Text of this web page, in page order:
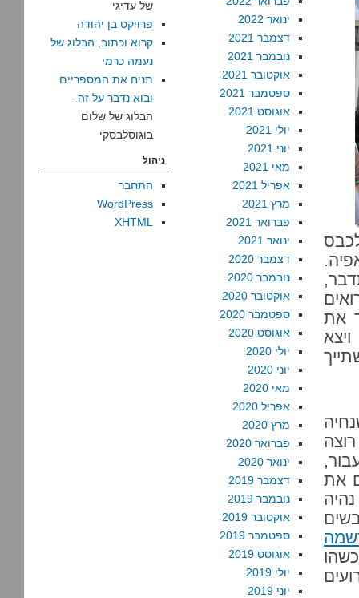
את
את
ינואר 2022
דצמבר 2021
נובמבר 2021
אוקטובר 2021
ספטמבר 2021
אוגוסט 2021
יולי 2021
יוני 2021
מאי 2021
אפריל 2021
מרץ 2021
פברואר 2021
ינואר 2021
דצמבר 2020
נובמבר 2020
אוקטובר 2020
ספטמבר 2020
אוגוסט 2020
יולי 2020
יוני 2020
מאי 2020
אפריל 2020
מרץ 2020
פברואר 2020
ינואר 2020
דצמבר 2019
נובמבר 2019
אוקטובר 2019
ספטמבר 2019
אוגוסט 2019
יולי 2019
יוני 2019
של עדיגי
פרויקט בן יהודה
קרוא וכתוב, הבלוג של
נעמה כרמי
תניח את המספריים
ובוא נדבר על זה -
הבלוג של שלום
בוגוסלבסקי
ניהול
התחבר
WordPress
XHTML